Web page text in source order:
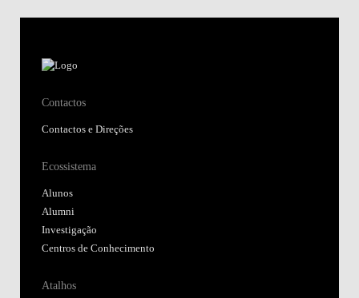
Contactos
Contactos e Direções
Ecossistema
Alunos
Alumni
Investigação
Centros de Conhecimento
Atalhos